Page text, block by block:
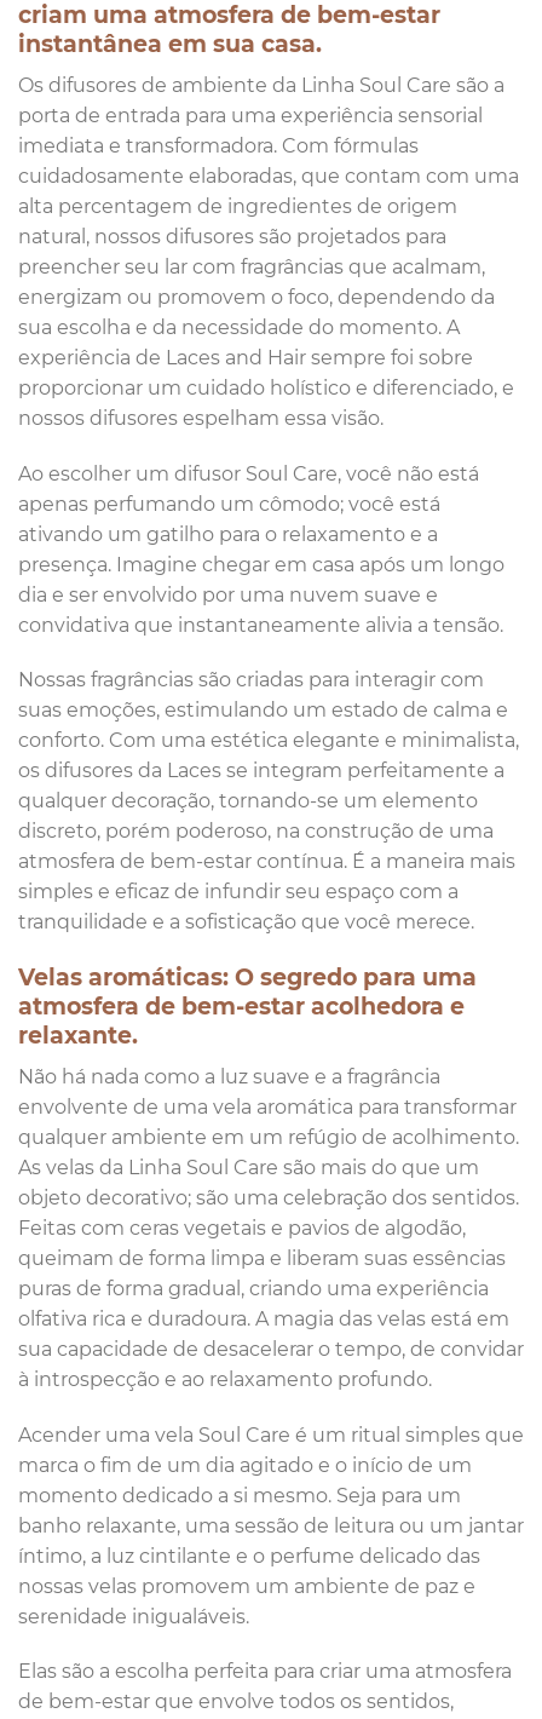
criam uma atmosfera de bem-estar
instantânea em sua casa.
Os difusores de ambiente da Linha Soul Care são a
porta de entrada para uma experiência sensorial
imediata e transformadora. Com fórmulas
cuidadosamente elaboradas, que contam com uma
alta percentagem de ingredientes de origem
natural, nossos difusores são projetados para
preencher seu lar com fragrâncias que acalmam,
energizam ou promovem o foco, dependendo da
sua escolha e da necessidade do momento. A
experiência de Laces and Hair sempre foi sobre
proporcionar um cuidado holístico e diferenciado, e
nossos difusores espelham essa visão.
Ao escolher um difusor Soul Care, você não está
apenas perfumando um cômodo; você está
ativando um gatilho para o relaxamento e a
presença. Imagine chegar em casa após um longo
dia e ser envolvido por uma nuvem suave e
convidativa que instantaneamente alivia a tensão.
Nossas fragrâncias são criadas para interagir com
suas emoções, estimulando um estado de calma e
conforto. Com uma estética elegante e minimalista,
os difusores da Laces se integram perfeitamente a
qualquer decoração, tornando-se um elemento
discreto, porém poderoso, na construção de uma
atmosfera de bem-estar contínua. É a maneira mais
simples e eficaz de infundir seu espaço com a
tranquilidade e a sofisticação que você merece.
Velas aromáticas: O segredo para uma
atmosfera de bem-estar acolhedora e
relaxante.
Não há nada como a luz suave e a fragrância
envolvente de uma vela aromática para transformar
qualquer ambiente em um refúgio de acolhimento.
As velas da Linha Soul Care são mais do que um
objeto decorativo; são uma celebração dos sentidos.
Feitas com ceras vegetais e pavios de algodão,
queimam de forma limpa e liberam suas essências
puras de forma gradual, criando uma experiência
olfativa rica e duradoura. A magia das velas está em
sua capacidade de desacelerar o tempo, de convidar
à introspecção e ao relaxamento profundo.
Acender uma vela Soul Care é um ritual simples que
marca o fim de um dia agitado e o início de um
momento dedicado a si mesmo. Seja para um
banho relaxante, uma sessão de leitura ou um jantar
íntimo, a luz cintilante e o perfume delicado das
nossas velas promovem um ambiente de paz e
serenidade inigualáveis.
Elas são a escolha perfeita para criar uma atmosfera
de bem-estar que envolve todos os sentidos,